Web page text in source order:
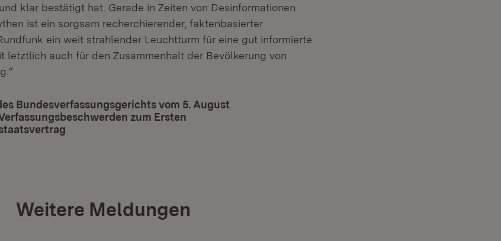
klar bestätigt hat. Gerade in Zeiten von Desinformationen
ist ein sorgsam recherchierender, faktenbasierter
ein weit strahlender Leuchtturm für eine gut informierte
letztlich auch für den Zusammenhalt der Bevölkerung von
Bundesverfassungsgerichts vom 5. August
zum Ersten
Weitere Meldungen